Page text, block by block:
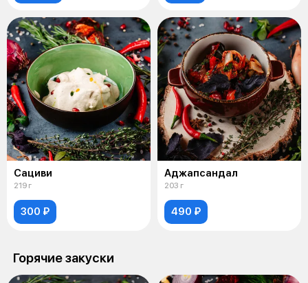
Сациви
219 г
300 ₽
Аджапсандал
203 г
490 ₽
Горячие закуски